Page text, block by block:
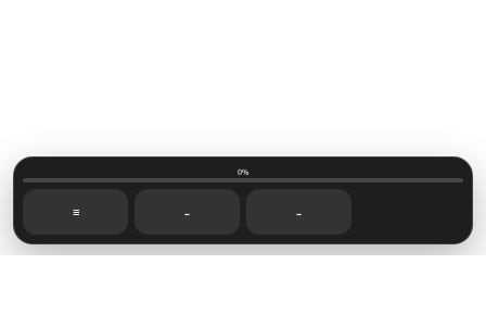
☰ ←
0%
→